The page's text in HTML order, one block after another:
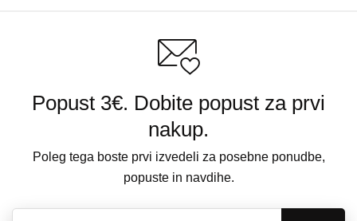
Popust 3€. Dobite popust za prvi
nakup.
Poleg tega boste prvi izvedeli za posebne ponudbe,
popuste in navdihe.